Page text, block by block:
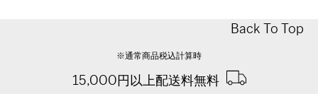
Back To Top
※通常商品税込計算時
15,000円以上配送料無料